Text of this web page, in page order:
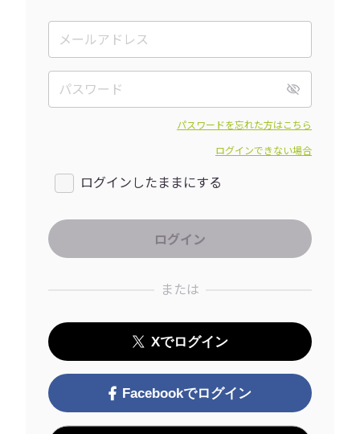
パスワードを忘れた方はこちら
ログインできない場合
ログインしたままにする
または
Xでログイン
Facebookでログイン